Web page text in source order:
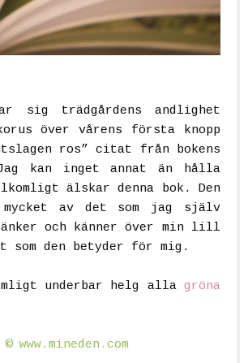
sig trädgårdens andlighet
över vårens första knopp
ros”
citat från bokens
kan inget annat än hålla
älskar denna bok. Den
mycket av det som jag själv
och känner över min lill
som den betyder för mig.
underbar helg alla gröna
© www.mineden.com